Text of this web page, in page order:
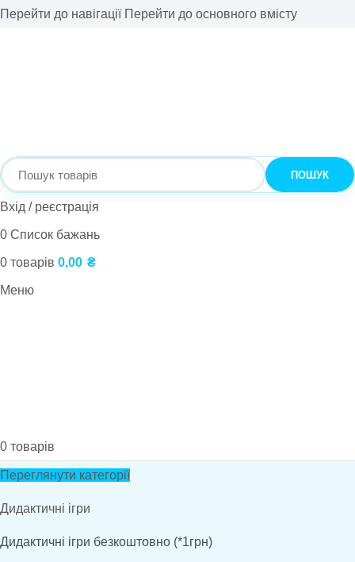
Перейти до навігації Перейти до основного вмісту
ПОШУК
Вхід / реєстрація
0 Список бажань
0 товарів 0,00 ₴
Меню
0 товарів
Переглянути категорії
Дидактичні ігри
Дидактичні ігри безкоштовно (*1грн)